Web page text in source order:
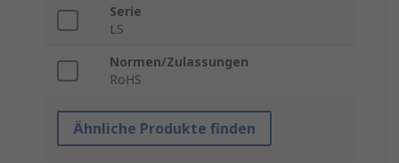
Serie
LS
Normen/Zulassungen
RoHS
Ähnliche Produkte finden